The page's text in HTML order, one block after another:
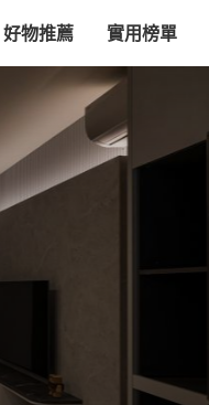
好物推薦 實用榜單